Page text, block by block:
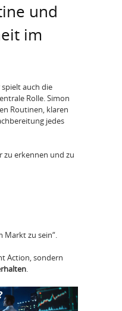
und
im
auch die
Rolle. Simon
Routinen, klaren
jedes
zu erkennen und zu
Markt zu sein“.
Action, sondern
.